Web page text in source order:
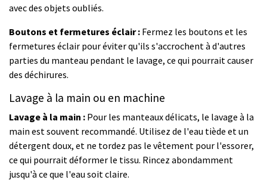
avec des objets oubliés.
Boutons et fermetures éclair : Fermez les boutons et les
fermetures éclair pour éviter qu'ils s'accrochent à d'autres
parties du manteau pendant le lavage, ce qui pourrait causer
des déchirures.
Lavage à la main ou en machine
Lavage à la main : Pour les manteaux délicats, le lavage à la
main est souvent recommandé. Utilisez de l'eau tiède et un
détergent doux, et ne tordez pas le vêtement pour l'essorer,
ce qui pourrait déformer le tissu. Rincez abondamment
jusqu'à ce que l'eau soit claire.